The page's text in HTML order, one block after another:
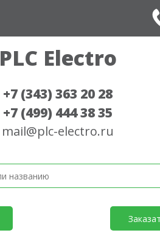
PLC Electro
+7 (343) 363 20 28
+7 (499) 444 38 35
mail@plc-electro.ru